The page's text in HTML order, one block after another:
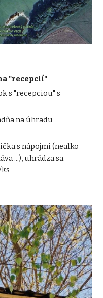
"recepcií"
s "recepciou" s
na úhradu
s nápojmi (nealko
...), uhrádza sa
ks